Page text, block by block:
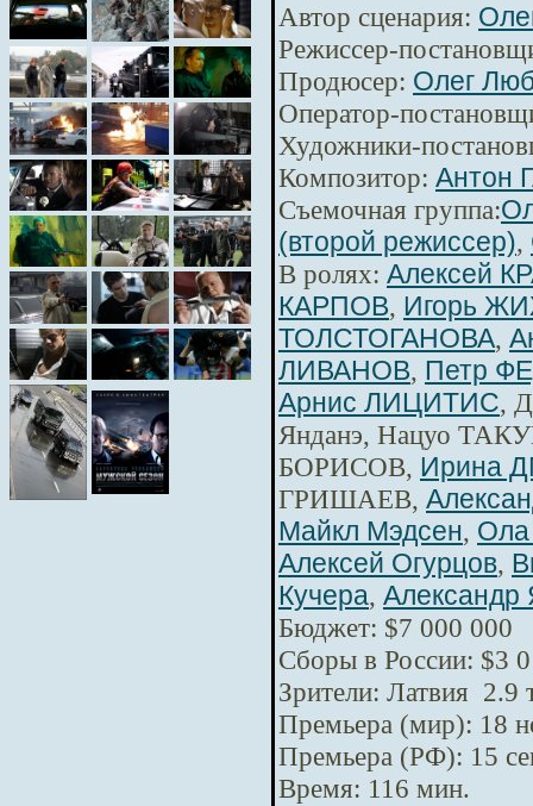
Автор сценария:
Режиссер-
Продюсер: Олег
Оператор-
Художники-
Композитор: Антон
Съемочная группа:
(второй режиссер),
В ролях: Алексей
КАРПОВ, Игорь
ТОЛСТОГАНОВА,
ЛИВАНОВ, Петр
Арнис ЛИЦИТИС,
Янданэ, Нацуо
БОРИСОВ, Ирина
ГРИШАЕВ,
Майкл Мэдсен, Ола
Алексей Огурцов,
Кучера, Александр
Бюджет: $7 000 000
Сборы в России: $3
Зрители: Латвия 2.9
Премьера (мир): 18
Премьера (РФ): 15
Время: 116 мин.